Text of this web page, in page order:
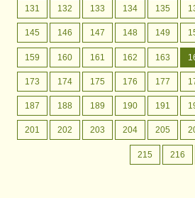
131 132 133 134 135
145 146 147 148 149
159 160 161 162 163
173 174 175 176 177
187 188 189 190 191
201 202 203 204 205
215 216